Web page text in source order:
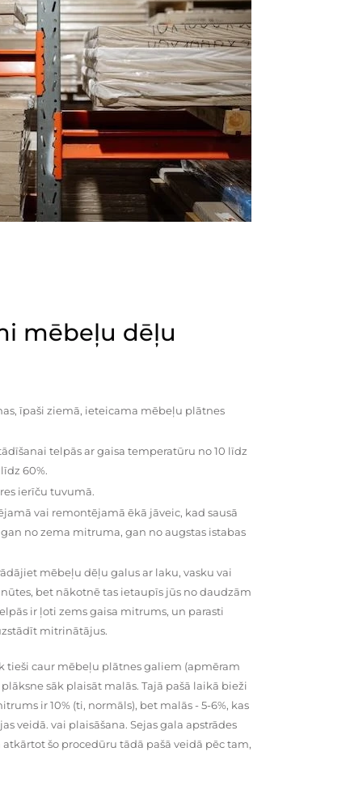
mēbeļu dēļu
īpaši ziemā, ieteicama mēbeļu plātnes
telpās ar gaisa temperatūru no 10 līdz
60%.
ierīču tuvumā.
vai remontējamā ēkā jāveic, kad sausā
no zema mitruma, gan no augstas istabas
mēbeļu dēļu galus ar laku, vasku vai
bet nākotnē tas ietaupīs jūs no daudzām
ir ļoti zems gaisa mitrums, un parasti
mitrinātājus.
tieši caur mēbeļu plātnes galiem (apmēram
sāk plaisāt malās. Tajā pašā laikā bieži
ir 10% (ti, normāls), bet malās - 5-6%, kas
veidā. vai plaisāšana. Sejas gala apstrādes
šo procedūru tādā pašā veidā pēc tam,